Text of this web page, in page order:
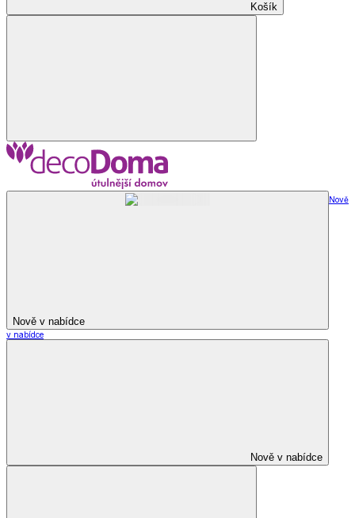
Košík
Nově v nabídce
Nově
v nabídce
Nově v nabídce